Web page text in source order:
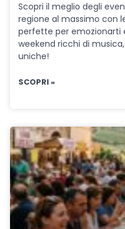
Scopri il meglio degli
regione al massimo con
perfette per emozionarti
weekend ricchi di
uniche!
SCOPRI »